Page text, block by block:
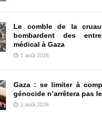
Le comble de la
bombardent des
médical à Gaza
1 août 2026
Gaza : se limiter à
génocide n’arrêtera pas
1 août 2026